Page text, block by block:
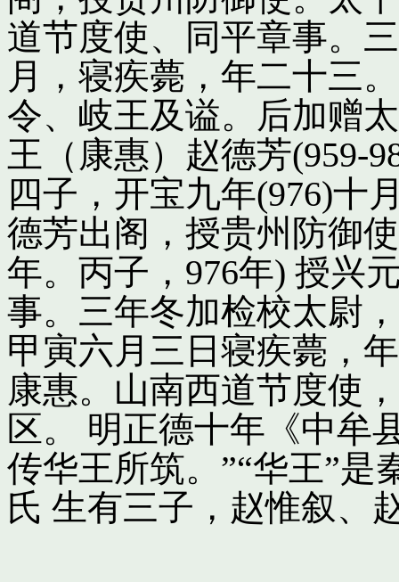
道节度使、同平章事。
月，寝疾薨，年二十三
令、岐王及谥。后加赠
王（康惠）赵德芳(959-
四子，开宝九年(976)十
德芳出阁，授贵州防御
年。丙子，976年) 授兴
事。三年冬加检校太尉
甲寅六月三日寝疾薨，
康惠。山南西道节度使
区。 明正德十年《中牟
传华王所筑。”“华王”是
氏 生有三子，赵惟叙、